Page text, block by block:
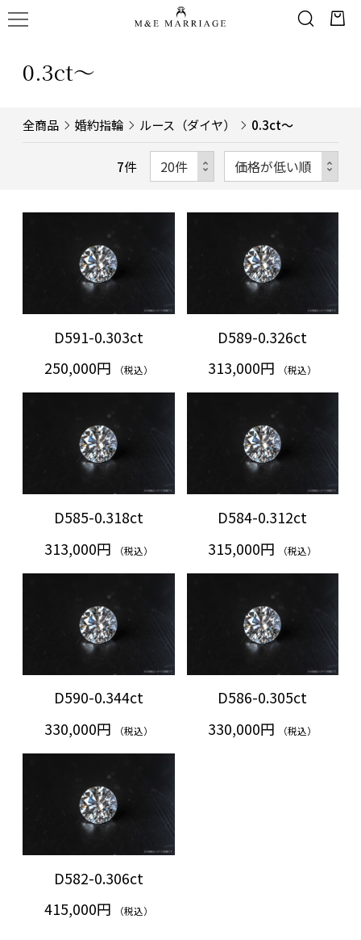
0.3ct～
全商品 婚約指輪 ルース（ダイヤ） 0.3ct～
7件
D591-0.303ct
250,000円
（税込）
D589-0.326ct
313,000円
（税込）
D585-0.318ct
313,000円
（税込）
D584-0.312ct
315,000円
（税込）
D590-0.344ct
330,000円
（税込）
D586-0.305ct
330,000円
（税込）
D582-0.306ct
415,000円
（税込）